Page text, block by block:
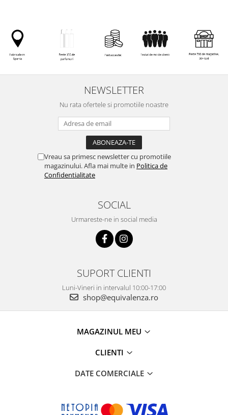
NEWSLETTER
Nu rata ofertele si promotiile noastre
Vreau sa primesc newsletter cu promotiile
magazinului. Afla mai multe in Politica de
Confidentialitate
SOCIAL
Urmareste-ne in social media
SUPORT CLIENTI
Luni-Vineri in intervalul 10:00-17:00
shop@equivalenza.ro
MAGAZINUL MEU
CLIENTI
DATE COMERCIALE